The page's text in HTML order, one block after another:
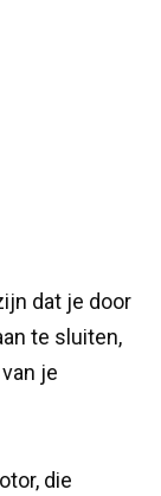
dat je door
te sluiten,
je
die